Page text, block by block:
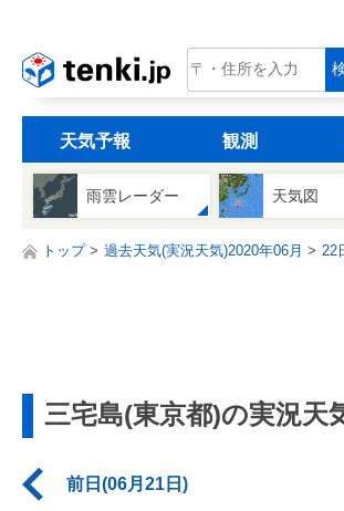
tenki.jp
天気予報 観測
雨雲レーダー 天気図
トップ 過去天気(実況天気)2020年06月 22
三宅島(東京都)の実況天
前日(06月21日)